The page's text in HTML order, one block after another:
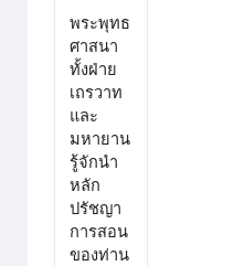
พระพุทธ
ศาสนา
ทั้งฝ่าย
เถรวาท
และ
มหายาน
รู้จักนำ
หลัก
ปรัชญา
การสอน
ของท่าน